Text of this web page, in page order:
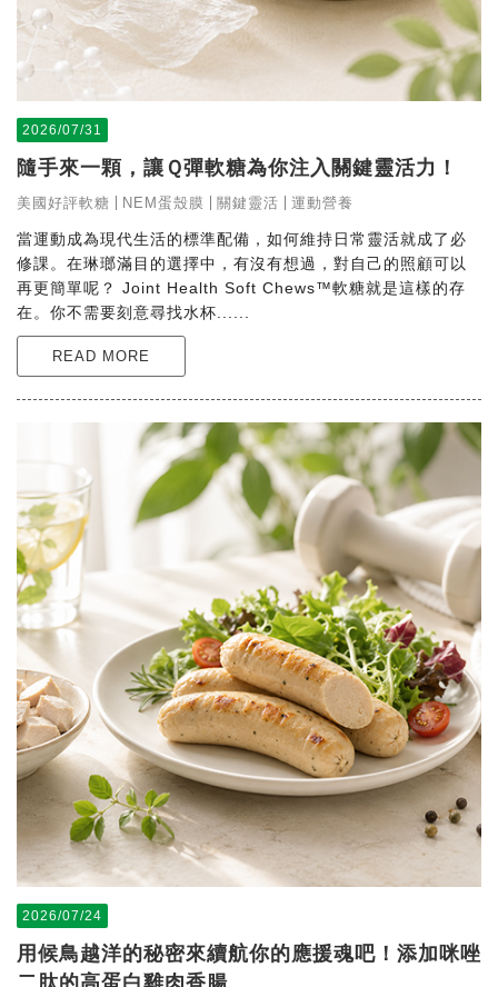
2026/07/31
隨手來一顆，讓Ｑ彈軟糖為你注入關鍵靈活力！
美國好評軟糖 NEM蛋殼膜 關鍵靈活 運動營養
當運動成為現代生活的標準配備，如何維持日常靈活就成了必
修課。在琳瑯滿目的選擇中，有沒有想過，對自己的照顧可以
再更簡單呢？ Joint Health Soft Chews™軟糖就是這樣的存
在。你不需要刻意尋找水杯......
READ MORE
2026/07/24
用候鳥越洋的秘密來續航你的應援魂吧！添加咪唑
二肽的高蛋白雞肉香腸